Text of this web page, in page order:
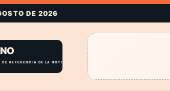
DE 2026